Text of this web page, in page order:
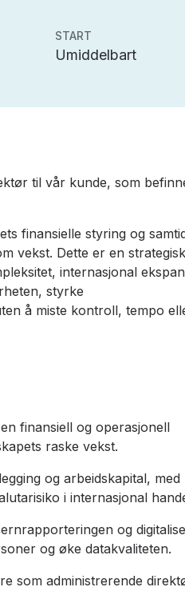
START
Umiddelbart
til vår kunde, som
finansielle styring og
vekst. Dette er en
internasjonal
styrke
å miste kontroll, tempo
finansiell og operasjonell
raske vekst.
og arbeidskapital, med
i internasjonal
og
og øke datakvaliteten.
som administrerende